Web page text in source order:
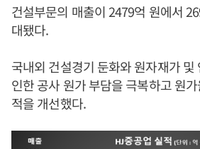
건설부문의 매출이 2479억 원에서
대됐다.
국내외 건설경기 둔화와 원자재가 및
인한 공사 원가 부담을 극복하고 원
적을 개선했다.